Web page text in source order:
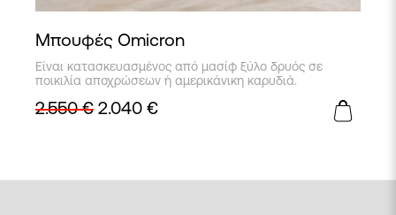
Μπουφές Omicron
Είναι κατασκευασμένος από μασίφ ξύλο δρυός σε
ποικιλία αποχρώσεων ή αμερικάνικη καρυδιά.
2.550€ 2.040 €